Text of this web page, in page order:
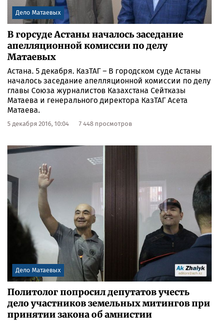
Дело Матаевых
В горсуде Астаны началось заседание
апелляционной комиссии по делу
Матаевых
Астана. 5 декабря. КазТАГ – В городском суде Астаны
началось заседание апелляционной комиссии по делу
главы Союза журналистов Казахстана Сейтказы
Матаева и генерального директора КазТАГ Асета
Матаева.
5 декабря 2016, 10:04 7 448 просмотров
Дело Матаевых
Политолог попросил депутатов учесть
дело участников земельных митингов при
принятии закона об амнистии